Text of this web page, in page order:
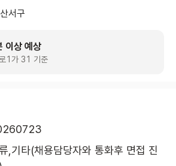
서구
이상 예상
1가 31 기준
,기타(채용담당자와 통화후 면접 진